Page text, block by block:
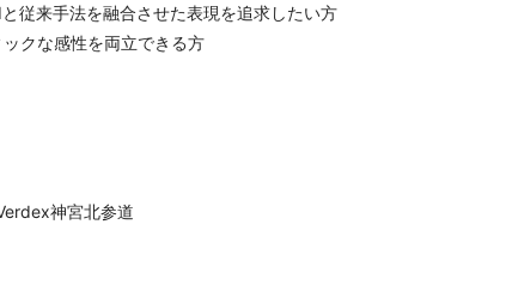
従来手法を融合させた表現を追求したい方
クな感性を両立できる方
神宮北参道